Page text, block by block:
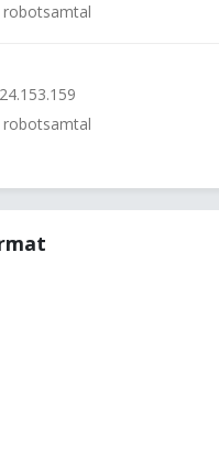
robotsamtal
robotsamtal